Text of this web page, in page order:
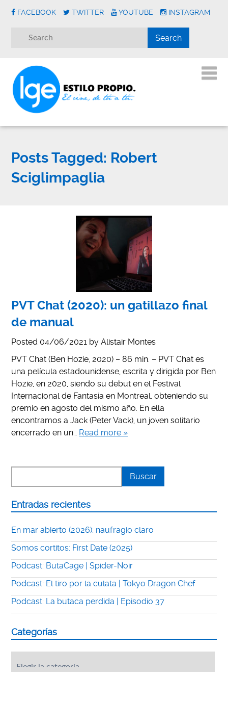
FACEBOOK TWITTER YOUTUBE INSTAGRAM
Posts Tagged: Robert
Sciglimpaglia
PVT Chat (2020): un gatillazo final
de manual
Posted 04/06/2021 byAlistair Montes
PVT Chat (Ben Hozie, 2020) – 86 min. – PVT Chat es
una película estadounidense, escrita y dirigida por Ben
Hozie, en 2020, siendo su debut en el Festival
Internacional de Fantasía en Montreal, obteniendo su
premio en agosto del mismo año. En ella
encontramos a Jack (Peter Vack), un joven solitario
encerrado en un… Read more »
Entradas recientes
En mar abierto (2026): naufragio claro
Somos cortitos: First Date (2025)
Podcast: ButaCage | Spider-Noir
Podcast: El tiro por la culata | Tokyo Dragon Chef
Podcast: La butaca perdida | Episodio 37
Categorías